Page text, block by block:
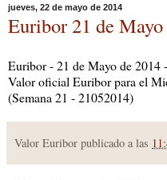
jueves, 22 de mayo de 2014
Euribor 21 de
Euribor - 21 de Mayo de
Valor oficial Euribor para el
(Semana 21 - 21052014)
Valor Euribor publicado a las